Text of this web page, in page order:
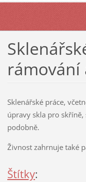
Sklenářské práce,
úpravy skla pro
podobně.
Živnost zahrnuje také
Štítky: